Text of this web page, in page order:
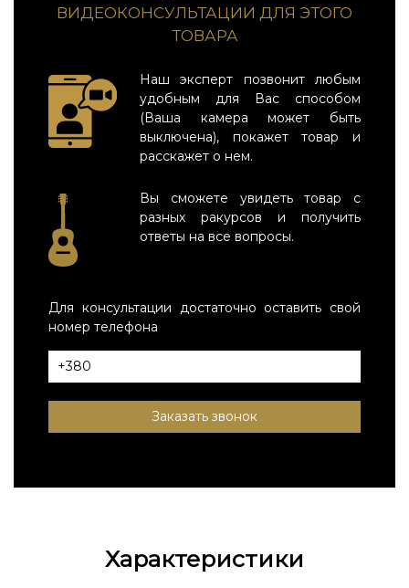
ВИДЕОКОНСУЛЬТАЦИИ ДЛЯ ЭТОГО
ТОВАРА
Наш эксперт позвонит любым
удобным для Вас способом
(Ваша камера может быть
выключена), покажет товар и
расскажет о нем.
Вы сможете увидеть товар с
разных ракурсов и получить
ответы на все вопросы.
Для консультации достаточно оставить свой
номер телефона
Заказать звонок
Характеристики